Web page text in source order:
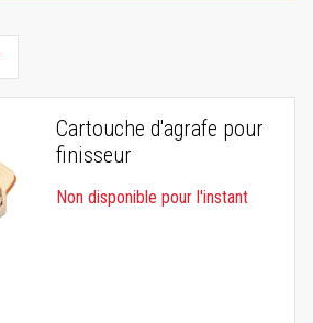
Cartouche d'agrafe pour
finisseur
Non disponible pour l'instant